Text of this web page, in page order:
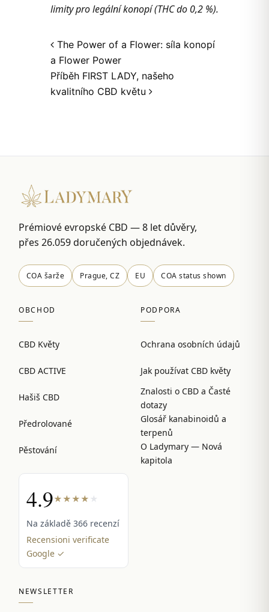
limity pro legální konopí (THC do 0,2 %).
Post navigation
The Power of a Flower: síla konopí
a Flower Power
Příběh FIRST LADY, našeho
kvalitního CBD květu
Prémiové evropské CBD — 8 let důvěry,
přes 26.059 doručených objednávek.
COA šarže Prague, CZ EU COA status shown
OBCHOD
CBD Květy
CBD ACTIVE
Hašiš CBD
Předrolované
Pěstování
4.9★★★★ ★
Na základě 366 recenzí
Recensioni verificate
Google ✓
PODPORA
Ochrana osobních údajů
Jak používat CBD květy
Znalosti o CBD a Časté
dotazy
Glosář kanabinoidů a
terpenů
O Ladymary — Nová
kapitola
NEWSLETTER